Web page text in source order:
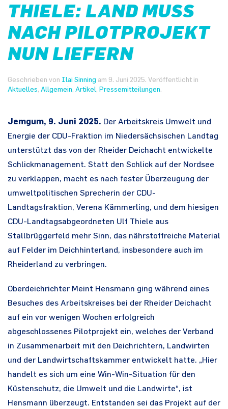
THIELE: LAND MUSS
NACH PILOTPROJEKT
NUN LIEFERN
Geschrieben von Ilai Sinning am 9. Juni 2025. Veröffentlicht in
Aktuelles, Allgemein, Artikel, Pressemitteilungen.
Jemgum, 9. Juni 2025. Der Arbeitskreis Umwelt und
Energie der CDU-Fraktion im Niedersächsischen Landtag
unterstützt das von der Rheider Deichacht entwickelte
Schlickmanagement. Statt den Schlick auf der Nordsee
zu verklappen, macht es nach fester Überzeugung der
umweltpolitischen Sprecherin der CDU-
Landtagsfraktion, Verena Kämmerling, und dem hiesigen
CDU-Landtagsabgeordneten Ulf Thiele aus
Stallbrüggerfeld mehr Sinn, das nährstoffreiche Material
auf Felder im Deichhinterland, insbesondere auch im
Rheiderland zu verbringen.
Oberdeichrichter Meint Hensmann ging während eines
Besuches des Arbeitskreises bei der Rheider Deichacht
auf ein vor wenigen Wochen erfolgreich
abgeschlossenes Pilotprojekt ein, welches der Verband
in Zusammenarbeit mit den Deichrichtern, Landwirten
und der Landwirtschaftskammer entwickelt hatte. „Hier
handelt es sich um eine Win-Win-Situation für den
Küstenschutz, die Umwelt und die Landwirte“, ist
Hensmann überzeugt. Entstanden sei das Projekt auf der